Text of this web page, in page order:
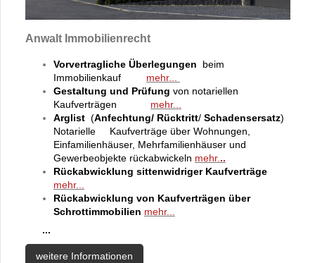
Anwalt Immobilienrecht
Vorvertragliche Überlegungen
beim
Immobilienkauf
mehr...
Gestaltung und Prüfung von notariellen
Kaufverträgen
mehr...
Arglist (Anfechtung/ Rücktritt/ Schadensersatz)
Notarielle
Kaufverträge über Wohnungen,
Einfamilienhäuser, Mehrfamilienhäuser und
Gewerbeobjekte rückabwickeln mehr...
Rückabwicklung sittenwidriger Kaufverträge
mehr...
Rückabwicklung von Kaufverträgen über
Schrottimmobilien mehr...
...
weitere Informationen